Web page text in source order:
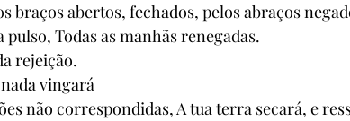
braços abertos, fechados, pelos abraços
pulso, Todas as manhãs renegadas.
rejeição.
vingará
não correspondidas, A tua terra secará, e